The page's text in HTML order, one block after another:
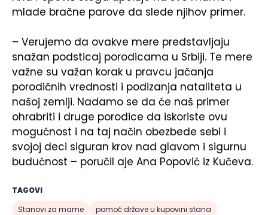
mlade bračne parove da slede njihov primer.
– Verujemo da ovakve mere predstavljaju
snažan podsticaj porodicama u Srbiji. Te mere
važne su važan korak u pravcu jačanja
porodičnih vrednosti i podizanja nataliteta u
našoj zemlji. Nadamo se da će naš primer
ohrabriti i druge porodice da iskoriste ovu
mogućnost i na taj način obezbede sebi i
svojoj deci siguran krov nad glavom i sigurnu
budućnost – poručil aje Ana Popović iz Kučeva.
TAGOVI
Stanovi za mame
pomoć države u kupovini stana